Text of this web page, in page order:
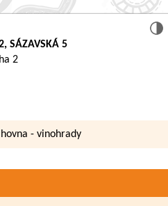
SÁZAVSKÁ 5
2
- vinohrady